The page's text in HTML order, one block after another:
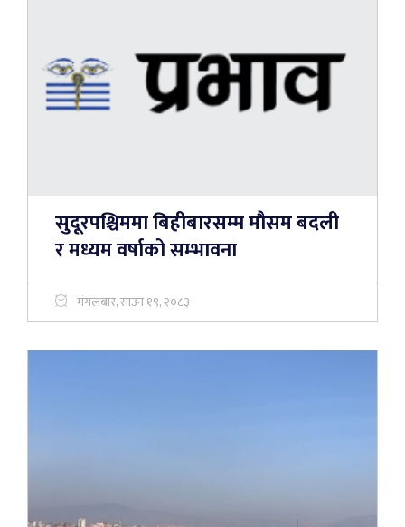
सुदूरपश्चिममा बिहीबारसम्म मौसम बदली
र मध्यम वर्षाको सम्भावना
मंगलबार, साउन १९, २०८३